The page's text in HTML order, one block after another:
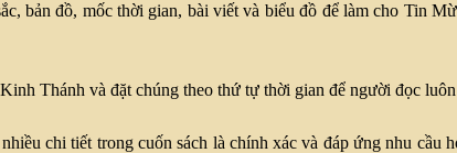
bản đồ, mốc thời gian, bài viết và biểu đồ để làm cho Tin
Thánh và đặt chúng theo thứ tự thời gian để người đọc
chi tiết trong cuốn sách là chính xác và đáp ứng nhu